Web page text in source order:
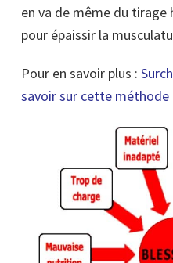
en va de même du
pour épaissir la
Pour en savoir plus :
savoir sur cette méthode